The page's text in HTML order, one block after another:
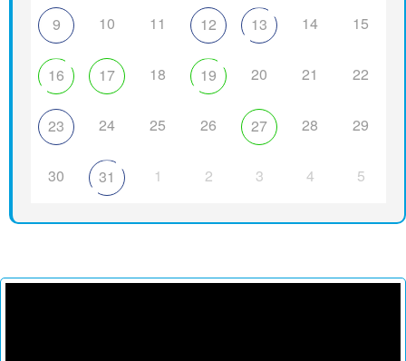
9 10 11 12 13 14 15
16 17 18 19 20 21 22
23 24 25 26 27 28 29
30 31 1 2 3 4 5